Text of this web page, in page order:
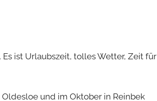
ist Urlaubszeit, tolles Wetter, Zeit für
und im Oktober in Reinbek